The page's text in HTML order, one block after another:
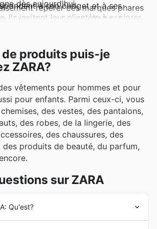
repérer ces marques phares
hebdomadaires de ZARA, à leurs
catalogues en ligne, qui mettent
exclusives et des promotions
à son budget et à ses
Ils invitent leur clientèle à explorer
promotions à durée limitée pour ne
occasion.
dès aujourd'hui.
de produits puis-je
ZARA?
vêtements pour hommes et pour
pour enfants. Parmi ceux-ci, vous
des vestes, des pantalons,
des robes, de la lingerie, des
des chaussures, des
des produits de beauté, du parfum,
sur ZARA
Qu'est?